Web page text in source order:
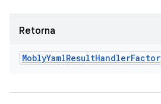
Retorna
MoblyYamlResultHandler